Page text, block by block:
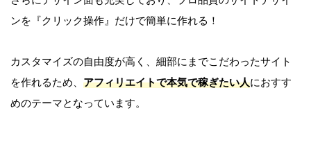
ンを『クリック操作』だけで簡単に作れる！
カスタマイズの自由度が高く、細部にまでこだわったサイト
を作れるため、 アフィリエイトで本気で稼ぎたい人におすす
めのテーマとなっています。